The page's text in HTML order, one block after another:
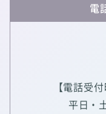
電
【電話受付
平日・